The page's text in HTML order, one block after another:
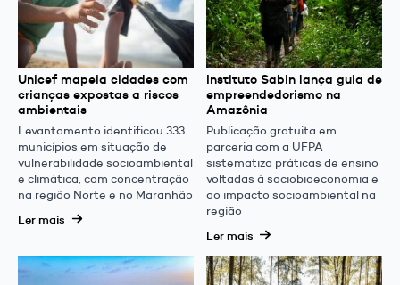
Unicef mapeia cidades com
crianças expostas a riscos
ambientais
Levantamento identificou 333
municípios em situação de
vulnerabilidade socioambiental
e climática, com concentração
na região Norte e no Maranhão
Ler mais
Instituto Sabin lança guia de
empreendedorismo na
Amazônia
Publicação gratuita em
parceria com a UFPA
sistematiza práticas de ensino
voltadas à sociobioeconomia e
ao impacto socioambiental na
região
Ler mais